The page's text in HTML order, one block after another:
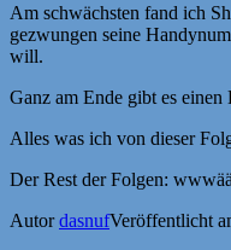
Am schwächsten fand ich
gezwungen seine
will.
Ganz am Ende gibt es
Alles was ich von dieser
Der Rest der Folgen:
AutordasnufVeröffentlicht